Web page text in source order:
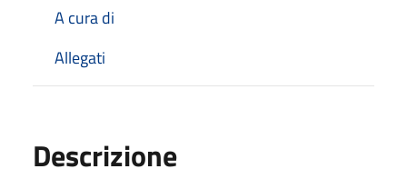
A cura di
Allegati
Descrizione